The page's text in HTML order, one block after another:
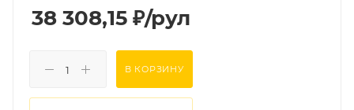
38 308,15 ₽/рул
В КОРЗИНУ